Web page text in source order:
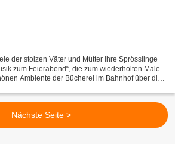
der stolzen Väter und Mütter ihre Sprösslinge
zum Feierabend“, die zum wiederholten Male
Ambiente der Bücherei im Bahnhof über die
Nächste Seite >